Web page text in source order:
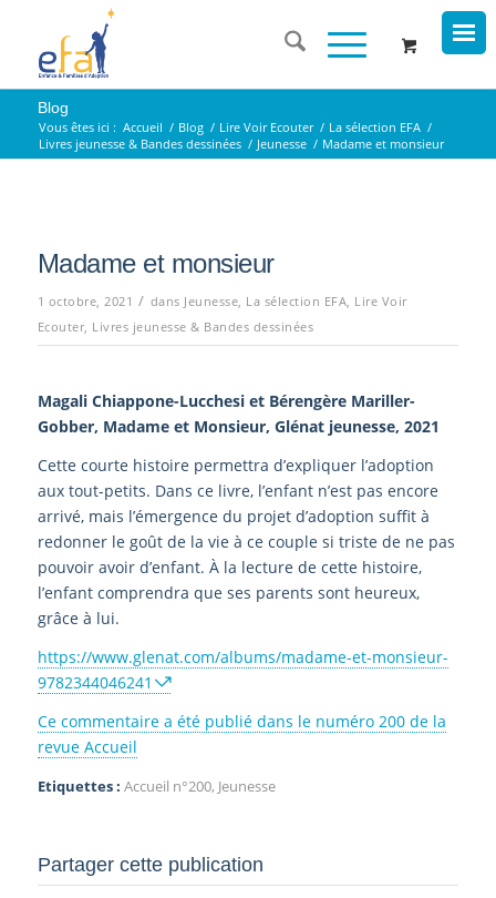
Blog
Vous êtes ici : Accueil / Blog / Lire Voir Ecouter / La sélection EFA /
Livres jeunesse & Bandes dessinées / Jeunesse / Madame et monsieur
Madame et monsieur
1 octobre, 2021 / dans Jeunesse, La sélection EFA, Lire Voir
Ecouter, Livres jeunesse & Bandes dessinées
Magali Chiappone-Lucchesi et Bérengère Mariller-
Gobber, Madame et Monsieur, Glénat jeunesse, 2021
Cette courte histoire permettra d’expliquer l’adoption
aux tout-petits. Dans ce livre, l’enfant n’est pas encore
arrivé, mais l’émergence du projet d’adoption suffit à
redonner le goût de la vie à ce couple si triste de ne pas
pouvoir avoir d’enfant. À la lecture de cette histoire,
l’enfant comprendra que ses parents sont heureux,
grâce à lui.
https://www.glenat.com/albums/madame-et-monsieur-
9782344046241
Ce commentaire a été publié dans le numéro 200 de la
revue Accueil
Etiquettes : Accueil n°200, Jeunesse
Partager cette publication